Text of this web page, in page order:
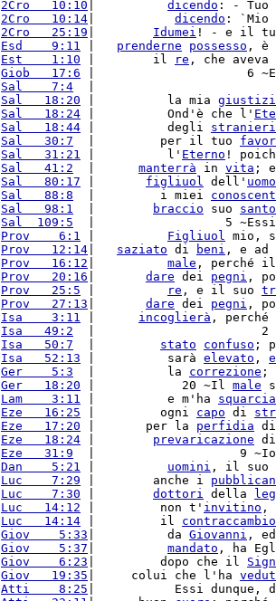
2Cro   10:10 dicendo : - Tuo
2Cro   10:14 dicendo : `Mio
2Cro   25:19 Idumei ! - e il
Esd    9:11 prenderne possesso , è
Est    1:10 |        il re , che
Giob   17:6 |                     6
Sal    7:4
Sal   18:20 |          la mia
Sal   18:24 |          Ond'è che l'
Sal   18:44 |          degli stranieri
Sal   30:7
  |         per il tuo
Sal   31:21 |          l' Eterno !
Sal   41:2 manterrà in vita ;
Sal   80:17 figliuol dell' uomo
Sal   88:8
  |         i miei
Sal   98:1 braccio suo santo
Sal  109:5
|                  5
Prov    6:1 Figliuol mio,
Prov   12:14 saziato di beni , e ad
Prov   16:12 male , perché
Prov   20:16 dare dei pegni ,
Prov   25:5 re , e il suo
Prov   27:13 dare dei pegni ,
Isa    3:11 incoglierà ,
Isa   49:2
|
Isa   50:7 stato confuso ;
Isa   52:13 |          sarà elevato ,
Ger    5:3
  |          la
correzione ;
Ger   18:20 |            20 ~Il male
Lam    3:11 |          e m'ha
Eze   16:25 |         ogni capo di
Eze   17:20 |       per la perfidia
Eze   18:24 prevaricazione
Eze   31:9
|                    9
Dan    5:21 uomini , il suo
Luc    7:29 |        anche i
Luc    7:30 dottori della
Luc   14:12 |         non t' invitino ,
Luc   14:14 |         il contraccambio
Giov    5:33 |          da Giovanni ,
Giov    5:37 mandato , ha
Giov    6:23 |         dopo che il
Giov   19:35 |     colui che l'ha
Atti    8:25 |           Essi dunque,